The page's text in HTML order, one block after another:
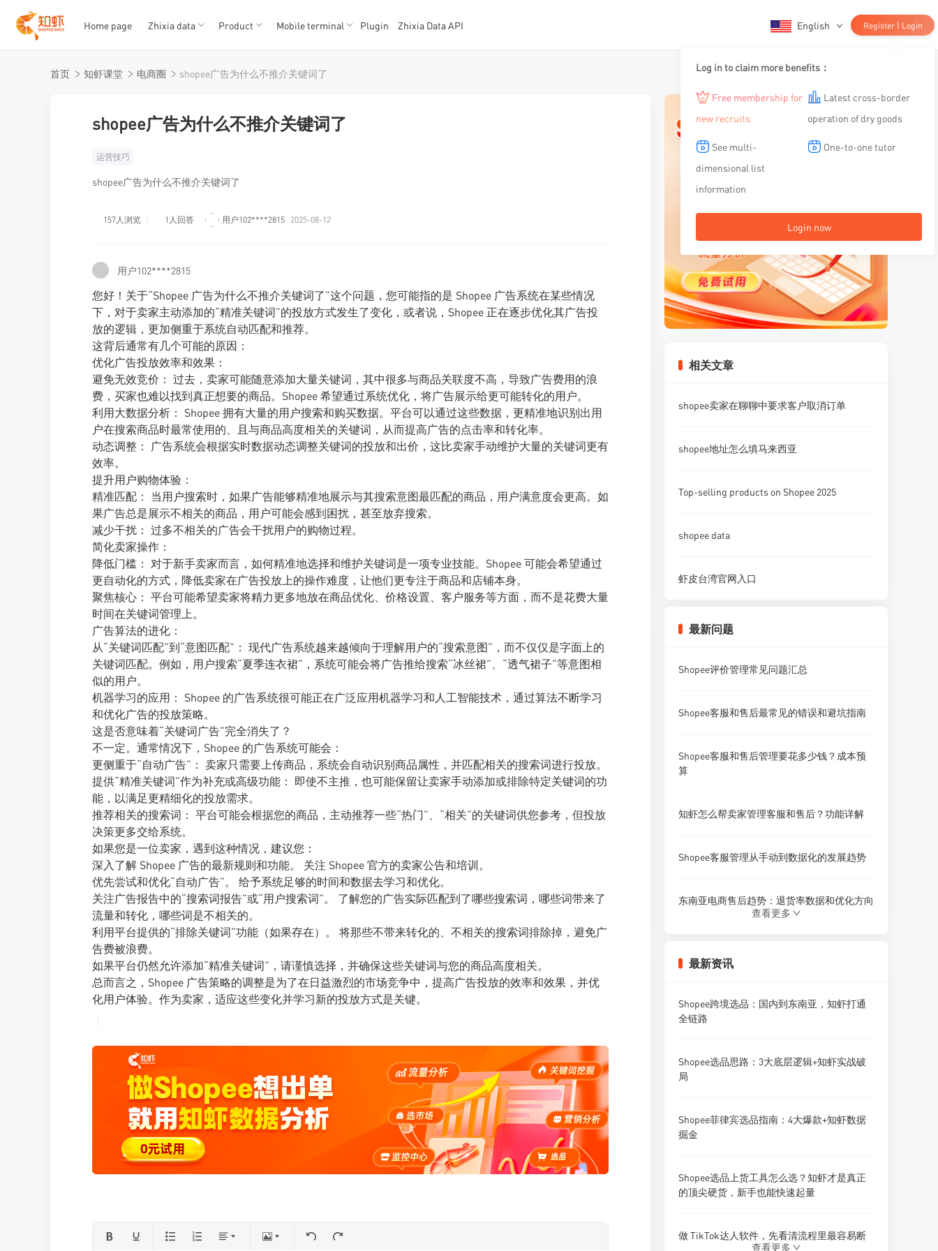
TK数据
TK数据
Home page Zhixia data Product Mobile terminal Plugin Zhixia Data API English Register | Login
Log in to claim more benefits：
Free membership for
new recruits
Latest cross-border
operation of dry goods
See multi-
dimensional list
information
One-to-one tutor
Login now
首页 知虾课堂 电商圈 shopee广告为什么不推介关键词了
shopee广告为什么不推介关键词了
运营技巧
shopee广告为什么不推介关键词了
157人浏览 1人回答 用户102****2815 2025-08-12
用户102****2815
您好！关于“Shopee 广告为什么不推介关键词了”这个问题，您可能指的是 Shopee 广告系统在某些情况
下，对于卖家主动添加的“精准关键词”的投放方式发生了变化，或者说，Shopee 正在逐步优化其广告投
放的逻辑，更加侧重于系统自动匹配和推荐。
这背后通常有几个可能的原因：
优化广告投放效率和效果：
避免无效竞价： 过去，卖家可能随意添加大量关键词，其中很多与商品关联度不高，导致广告费用的浪
费，买家也难以找到真正想要的商品。Shopee 希望通过系统优化，将广告展示给更可能转化的用户。
利用大数据分析： Shopee 拥有大量的用户搜索和购买数据。平台可以通过这些数据，更精准地识别出用
户在搜索商品时最常使用的、且与商品高度相关的关键词，从而提高广告的点击率和转化率。
动态调整： 广告系统会根据实时数据动态调整关键词的投放和出价，这比卖家手动维护大量的关键词更有
效率。
提升用户购物体验：
精准匹配： 当用户搜索时，如果广告能够精准地展示与其搜索意图最匹配的商品，用户满意度会更高。如
果广告总是展示不相关的商品，用户可能会感到困扰，甚至放弃搜索。
减少干扰： 过多不相关的广告会干扰用户的购物过程。
简化卖家操作：
降低门槛： 对于新手卖家而言，如何精准地选择和维护关键词是一项专业技能。Shopee 可能会希望通过
更自动化的方式，降低卖家在广告投放上的操作难度，让他们更专注于商品和店铺本身。
聚焦核心： 平台可能希望卖家将精力更多地放在商品优化、价格设置、客户服务等方面，而不是花费大量
时间在关键词管理上。
广告算法的进化：
从“关键词匹配”到“意图匹配”： 现代广告系统越来越倾向于理解用户的“搜索意图”，而不仅仅是字面上的
关键词匹配。例如，用户搜索“夏季连衣裙”，系统可能会将广告推给搜索“冰丝裙”、“透气裙子”等意图相
似的用户。
机器学习的应用： Shopee 的广告系统很可能正在广泛应用机器学习和人工智能技术，通过算法不断学习
和优化广告的投放策略。
这是否意味着“关键词广告”完全消失了？
不一定。通常情况下，Shopee 的广告系统可能会：
更侧重于“自动广告”： 卖家只需要上传商品，系统会自动识别商品属性，并匹配相关的搜索词进行投放。
提供“精准关键词”作为补充或高级功能： 即使不主推，也可能保留让卖家手动添加或排除特定关键词的功
能，以满足更精细化的投放需求。
推荐相关的搜索词： 平台可能会根据您的商品，主动推荐一些“热门”、“相关”的关键词供您参考，但投放
决策更多交给系统。
如果您是一位卖家，遇到这种情况，建议您：
深入了解 Shopee 广告的最新规则和功能。 关注 Shopee 官方的卖家公告和培训。
优先尝试和优化“自动广告”。 给予系统足够的时间和数据去学习和优化。
关注广告报告中的“搜索词报告”或“用户搜索词”。 了解您的广告实际匹配到了哪些搜索词，哪些词带来了
流量和转化，哪些词是不相关的。
利用平台提供的“排除关键词”功能（如果存在）。 将那些不带来转化的、不相关的搜索词排除掉，避免广
告费被浪费。
如果平台仍然允许添加“精准关键词”，请谨慎选择，并确保这些关键词与您的商品高度相关。
总而言之，Shopee 广告策略的调整是为了在日益激烈的市场竞争中，提高广告投放的效率和效果，并优
化用户体验。作为卖家，适应这些变化并学习新的投放方式是关键。
相关文章
shopee卖家在聊聊中要求客户取消订单
shopee地址怎么填马来西亚
Top-selling products on Shopee 2025
shopee data
虾皮台湾官网入口
最新问题
Shopee评价管理常见问题汇总
Shopee客服和售后最常见的错误和避坑指南
Shopee客服和售后管理要花多少钱？成本预
算
知虾怎么帮卖家管理客服和售后？功能详解
Shopee客服管理从手动到数据化的发展趋势
东南亚电商售后趋势：退货率数据和优化方向
例
2026年Shopee客服和售后政策有什么变化？
查看更多
最新资讯
Shopee跨境选品：国内到东南亚，知虾打通
全链路
Shopee选品思路：3大底层逻辑+知虾实战破
局
Shopee菲律宾选品指南：4大爆款+知虾数据
掘金
Shopee选品上货工具怎么选？知虾才是真正
的顶尖硬货，新手也能快速起量
做 TikTok达人软件，先看清流程里最容易断
查看更多